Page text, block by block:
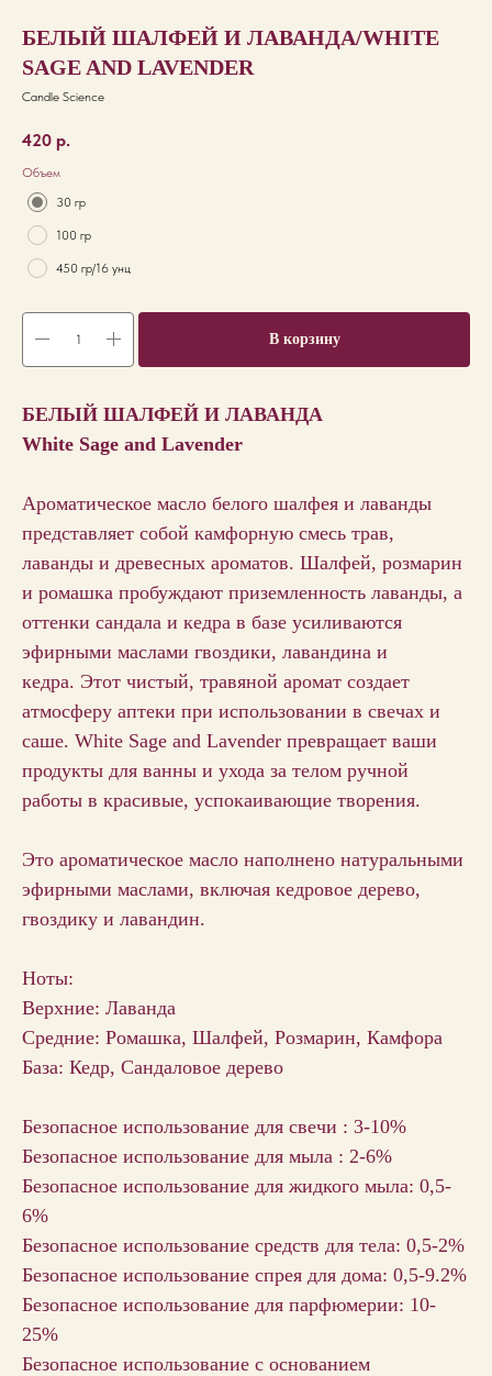
БЕЛЫЙ ШАЛФЕЙ И ЛАВАНДА/WHITE
SAGE AND LAVENDER
Candle Science
420 р.
Объем
30 гр
100 гр
450 гр/16 унц
В корзину
БЕЛЫЙ ШАЛФЕЙ И ЛАВАНДА
White Sage and Lavender
Ароматическое масло белого шалфея и лаванды
представляет собой камфорную смесь трав,
лаванды и древесных ароматов. Шалфей, розмарин
и ромашка пробуждают приземленность лаванды, а
оттенки сандала и кедра в базе усиливаются
эфирными маслами гвоздики, лавандина и
кедра. Этот чистый, травяной аромат создает
атмосферу аптеки при использовании в свечах и
саше. White Sage and Lavender превращает ваши
продукты для ванны и ухода за телом ручной
работы в красивые, успокаивающие творения.
Это ароматическое масло наполнено натуральными
эфирными маслами, включая кедровое дерево,
гвоздику и лавандин.
Ноты:
Верхние: Лаванда
Средние: Ромашка, Шалфей, Розмарин, Камфора
База: Кедр, Сандаловое дерево
Безопасное использование для свечи : 3-10%
Безопасное использование для мыла : 2-6%
Безопасное использование для жидкого мыла: 0,5-
6%
Безопасное использование средств для тела: 0,5-2%
Безопасное использование спрея для дома: 0,5-9.2%
Безопасное использование для парфюмерии: 10-
25%
Безопасное использование с основанием